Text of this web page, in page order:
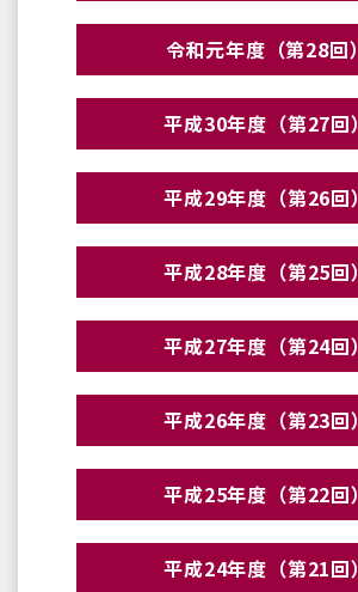
令和元年度（第28回）
平成30年度（第27回）
平成29年度（第26回）
平成28年度（第25回）
平成27年度（第24回）
平成26年度（第23回）
平成25年度（第22回）
平成24年度（第21回）